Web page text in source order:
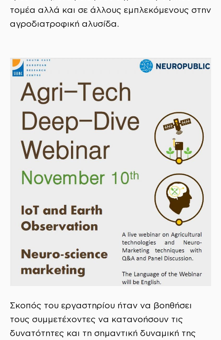
τομέα αλλά και σε άλλους εμπλεκόμενους στην
αγροδιατροφική αλυσίδα.
Σκοπός του εργαστηρίου ήταν να βοηθήσει
τους συμμετέχοντες να κατανοήσουν τις
δυνατότητες και τη σημαντική δυναμική της